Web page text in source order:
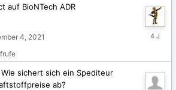
2021
auf BioNTech ADR
4, 2021
sichert sich ein Spediteur
ab?